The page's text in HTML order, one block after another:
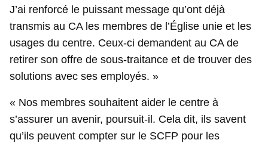
J’ai renforcé le puissant message qu’ont déjà
transmis au CA les membres de l’Église unie et les
usages du centre. Ceux-ci demandent au CA de
retirer son offre de sous-traitance et de trouver des
solutions avec ses employés. »
« Nos membres souhaitent aider le centre à
s’assurer un avenir, poursuit-il. Cela dit, ils savent
qu’ils peuvent compter sur le SCFP pour les